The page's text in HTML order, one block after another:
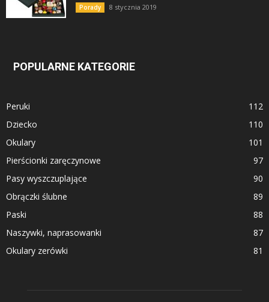
Porady 8 stycznia 2019
POPULARNE KATEGORIE
Peruki
112
Dziecko
110
Okulary
101
Pierścionki zaręczynowe
97
Pasy wyszczuplające
90
Obrączki ślubne
89
Paski
88
Naszywki, naprasowanki
87
Okulary zerówki
81